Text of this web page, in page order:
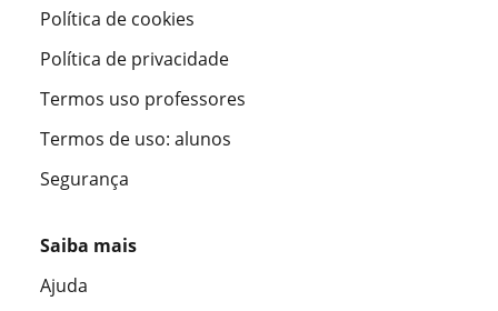
Política de cookies
Política de privacidade
Termos uso professores
Termos de uso: alunos
Segurança
Saiba mais
Ajuda